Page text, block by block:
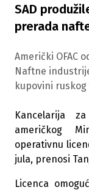
SAD
prerada
Američki OFAC
Naftne
kupovini ruskog
Kancelarija
američkog
operativnu
jula, prenosi
Licenca